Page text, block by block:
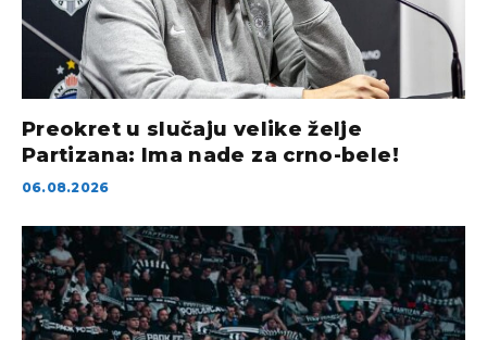
Preokret u slučaju velike želje
Partizana: Ima nade za crno-bele!
06.08.2026